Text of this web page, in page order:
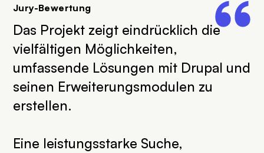
Jury-Bewertung
Das Projekt zeigt eindrücklich die
vielfältigen Möglichkeiten,
umfassende Lösungen mit Drupal und
seinen Erweiterungsmodulen zu
erstellen.
Eine leistungsstarke Suche,